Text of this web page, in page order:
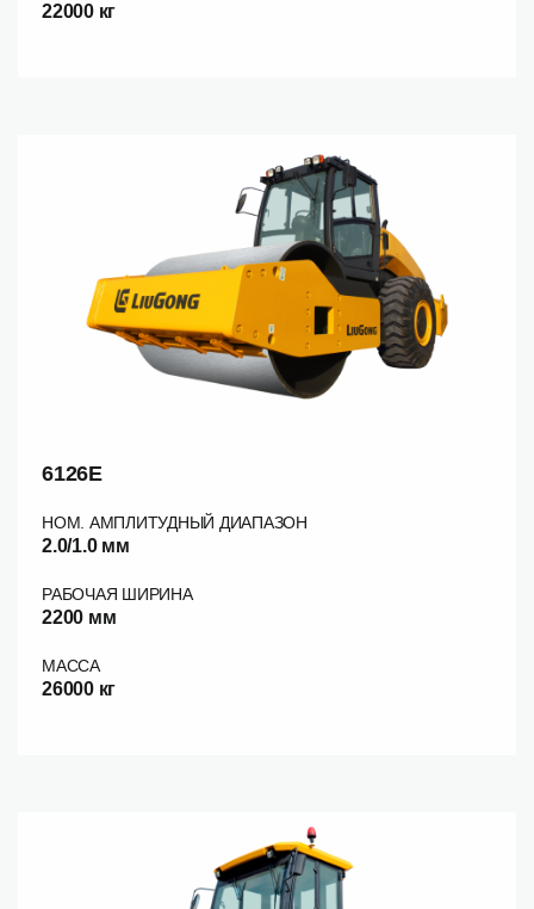
22000 кг
6126E
НОМ. АМПЛИТУДНЫЙ ДИАПАЗОН
2.0/1.0 мм
РАБОЧАЯ ШИРИНА
2200 мм
МАССА
26000 кг